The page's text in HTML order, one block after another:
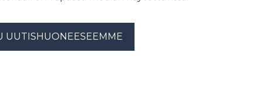
lainsäädäntöasioiden päällikkö Tiina
Toivonen sanoo.
UUTISHUONEESEEMME